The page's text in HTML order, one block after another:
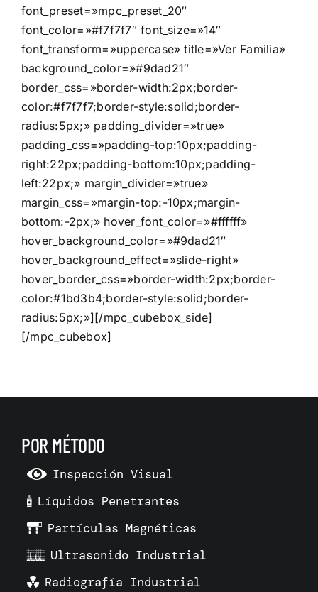
font_preset=»mpc_preset_20″
font_color=»#f7f7f7″ font_size=»14″
font_transform=»uppercase» title=»Ver Familia»
background_color=»#9dad21″
border_css=»border-width:2px;border-
color:#f7f7f7;border-style:solid;border-
radius:5px;» padding_divider=»true»
padding_css=»padding-top:10px;padding-
right:22px;padding-bottom:10px;padding-
left:22px;» margin_divider=»true»
margin_css=»margin-top:-10px;margin-
bottom:-2px;» hover_font_color=»#ffffff»
hover_background_color=»#9dad21″
hover_background_effect=»slide-right»
hover_border_css=»border-width:2px;border-
color:#1bd3b4;border-style:solid;border-
radius:5px;»][/mpc_cubebox_side]
[/mpc_cubebox]
POR MÉTODO
Inspección Visual
Líquidos Penetrantes
Partículas Magnéticas
Ultrasonido Industrial
Radiografía Industrial